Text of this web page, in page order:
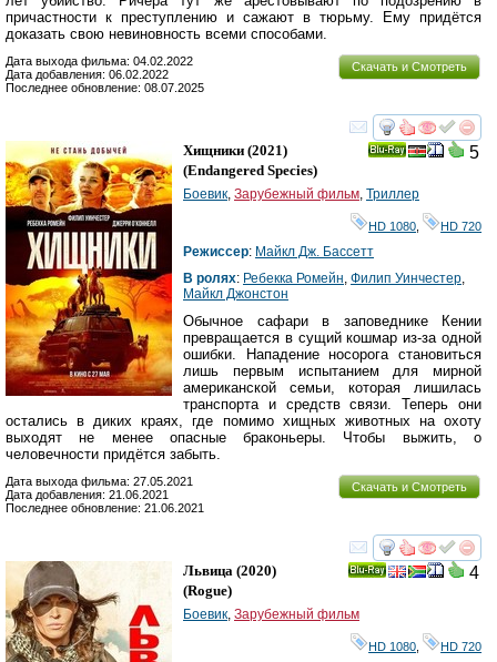
причастности к преступлению и сажают в тюрьму. Ему придётся
доказать свою невиновность всеми способами.
Скачать и Смотреть
Дата выхода фильма: 04.02.2022
Дата добавления: 06.02.2022
Последнее обновление: 08.07.2025
смотреть
5
Хищники (2021)
(Endangered Species)
Боевик Зарубежный фильм Триллер
HD 1080 HD 720
Режиссер: Майкл Дж. Бассетт
В ролях: Ребекка Ромейн Филип Уинчестер
Майкл Джонстон
Обычное сафари в заповеднике Кении
превращается в сущий кошмар из-за одной
ошибки. Нападение носорога становиться
лишь первым испытанием для мирной
американской семьи, которая лишилась
транспорта и средств связи. Теперь они
остались в диких краях, где помимо хищных животных на охоту
выходят не менее опасные браконьеры. Чтобы выжить, о
человечности придётся забыть.
Скачать и Смотреть
Дата выхода фильма: 27.05.2021
Дата добавления: 21.06.2021
Последнее обновление: 21.06.2021
смотреть
4
Львица (2020)
(Rogue)
Боевик Зарубежный фильм
HD 1080 HD 720